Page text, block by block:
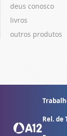
deus conosco
livros
outros produtos
Rel. de